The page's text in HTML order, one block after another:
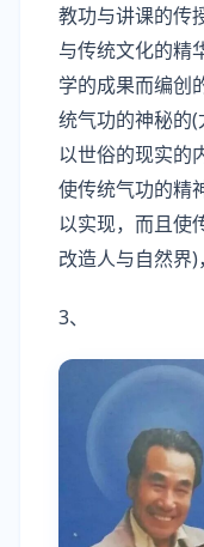
教功与讲课的传
与传统文化的精
学的成果而编创
统气功的神秘的
以世俗的现实的
使传统气功的
以实现，而且使
改造人与自然界)
3、